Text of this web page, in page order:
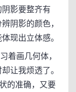
影要整齐有
阴影的颜色，
现出立体感。
画几何体，
让我烦透了。
的准确，又要